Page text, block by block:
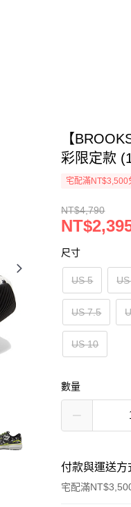
【
彩限定款
宅配滿NT$3,500
NT$4,790
尺寸
US 5
US 7.5
US 10
數量
付款與運送方
宅配滿